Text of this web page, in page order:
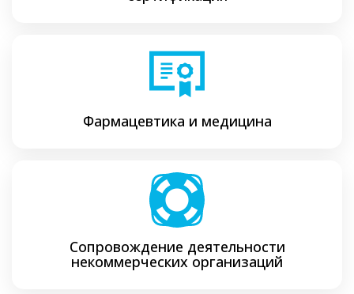
Фармацевтика и медицина
Сопровождение деятельности
некоммерческих организаций